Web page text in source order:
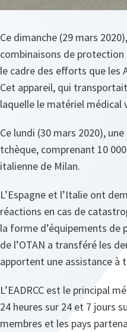
Ce dimanche (29 mars
combinaisons de protection
le cadre des efforts que les
Cet appareil, qui
laquelle le matériel médical
Ce lundi (30 mars 2020),
tchèque, comprenant 10
italienne de Milan.
L’Espagne et l’Italie ont
réactions en cas de
la forme d’équipements
de l’OTAN a transféré les
apportent une assistance à
L’EADRCC est le principal
24 heures sur 24 et 7 jours
membres et les pays